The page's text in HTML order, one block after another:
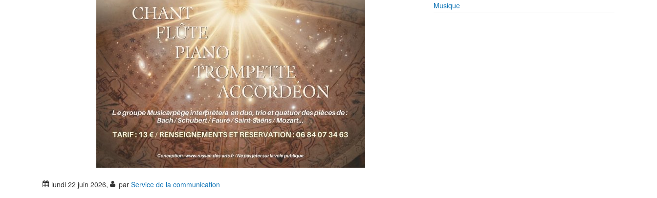
lundi 22 juin 2026, par Service de la communication
Musique